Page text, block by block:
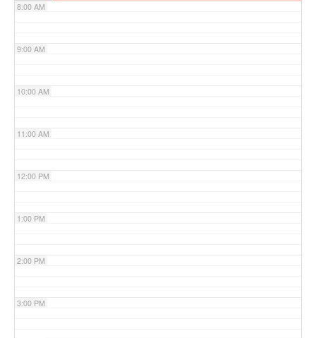
8:00 AM
9:00 AM
10:00 AM
11:00 AM
12:00 PM
1:00 PM
2:00 PM
3:00 PM